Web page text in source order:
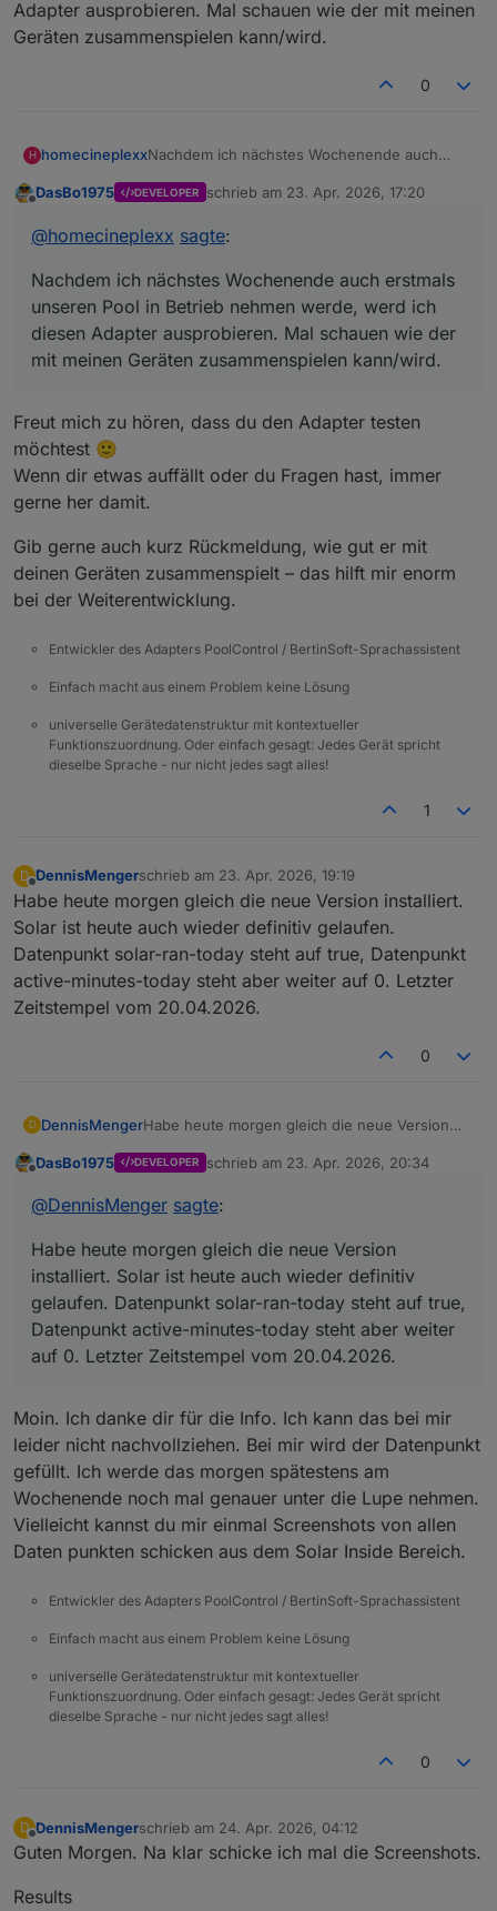
Adapter ausprobieren. Mal schauen wie der mit meinen
Geräten zusammenspielen kann/wird.
0
H homecineplexxNachdem ich nächstes Wochenende auch
werde, werd ich diesen Adapter ausprobieren.
zusammenspielen kann/wird.
DasBo1975 DEVELOPER schrieb am 23. Apr. 2026, 17:20
zuletzt editiert von
@homecineplexx sagte:
Nachdem ich nächstes Wochenende auch erstmals
unseren Pool in Betrieb nehmen werde, werd ich
diesen Adapter ausprobieren. Mal schauen wie der
mit meinen Geräten zusammenspielen kann/wird.
Freut mich zu hören, dass du den Adapter testen
möchtest 🙂
Wenn dir etwas auffällt oder du Fragen hast, immer
gerne her damit.
Gib gerne auch kurz Rückmeldung, wie gut er mit
deinen Geräten zusammenspielt – das hilft mir enorm
bei der Weiterentwicklung.
Entwickler des Adapters PoolControl / BertinSoft-Sprachassistent
Einfach macht aus einem Problem keine Lösung
universelle Gerätedatenstruktur mit kontextueller
Funktionszuordnung. Oder einfach gesagt: Jedes Gerät spricht
dieselbe Sprache - nur nicht jedes sagt alles!
1
D
Offline
DennisMengerschrieb am 23. Apr. 2026, 19:19
zuletzt editiert von
Habe heute morgen gleich die neue Version installiert.
Solar ist heute auch wieder definitiv gelaufen.
Datenpunkt solar-ran-today steht auf true, Datenpunkt
active-minutes-today steht aber weiter auf 0. Letzter
Zeitstempel vom 20.04.2026.
0
D DennisMengerHabe heute morgen gleich die neue Version
gelaufen. Datenpunkt solar-ran-today steht auf
aber weiter auf 0. Letzter Zeitstempel vom
DasBo1975 DEVELOPER schrieb am 23. Apr. 2026, 20:34
zuletzt editiert von
@DennisMenger sagte:
Habe heute morgen gleich die neue Version
installiert. Solar ist heute auch wieder definitiv
gelaufen. Datenpunkt solar-ran-today steht auf true,
Datenpunkt active-minutes-today steht aber weiter
auf 0. Letzter Zeitstempel vom 20.04.2026.
Moin. Ich danke dir für die Info. Ich kann das bei mir
leider nicht nachvollziehen. Bei mir wird der Datenpunkt
gefüllt. Ich werde das morgen spätestens am
Wochenende noch mal genauer unter die Lupe nehmen.
Vielleicht kannst du mir einmal Screenshots von allen
Daten punkten schicken aus dem Solar Inside Bereich.
Entwickler des Adapters PoolControl / BertinSoft-Sprachassistent
Einfach macht aus einem Problem keine Lösung
universelle Gerätedatenstruktur mit kontextueller
Funktionszuordnung. Oder einfach gesagt: Jedes Gerät spricht
dieselbe Sprache - nur nicht jedes sagt alles!
0
D
Offline
DennisMengerschrieb am 24. Apr. 2026, 04:12
zuletzt editiert von
Guten Morgen. Na klar schicke ich mal die Screenshots.
Results